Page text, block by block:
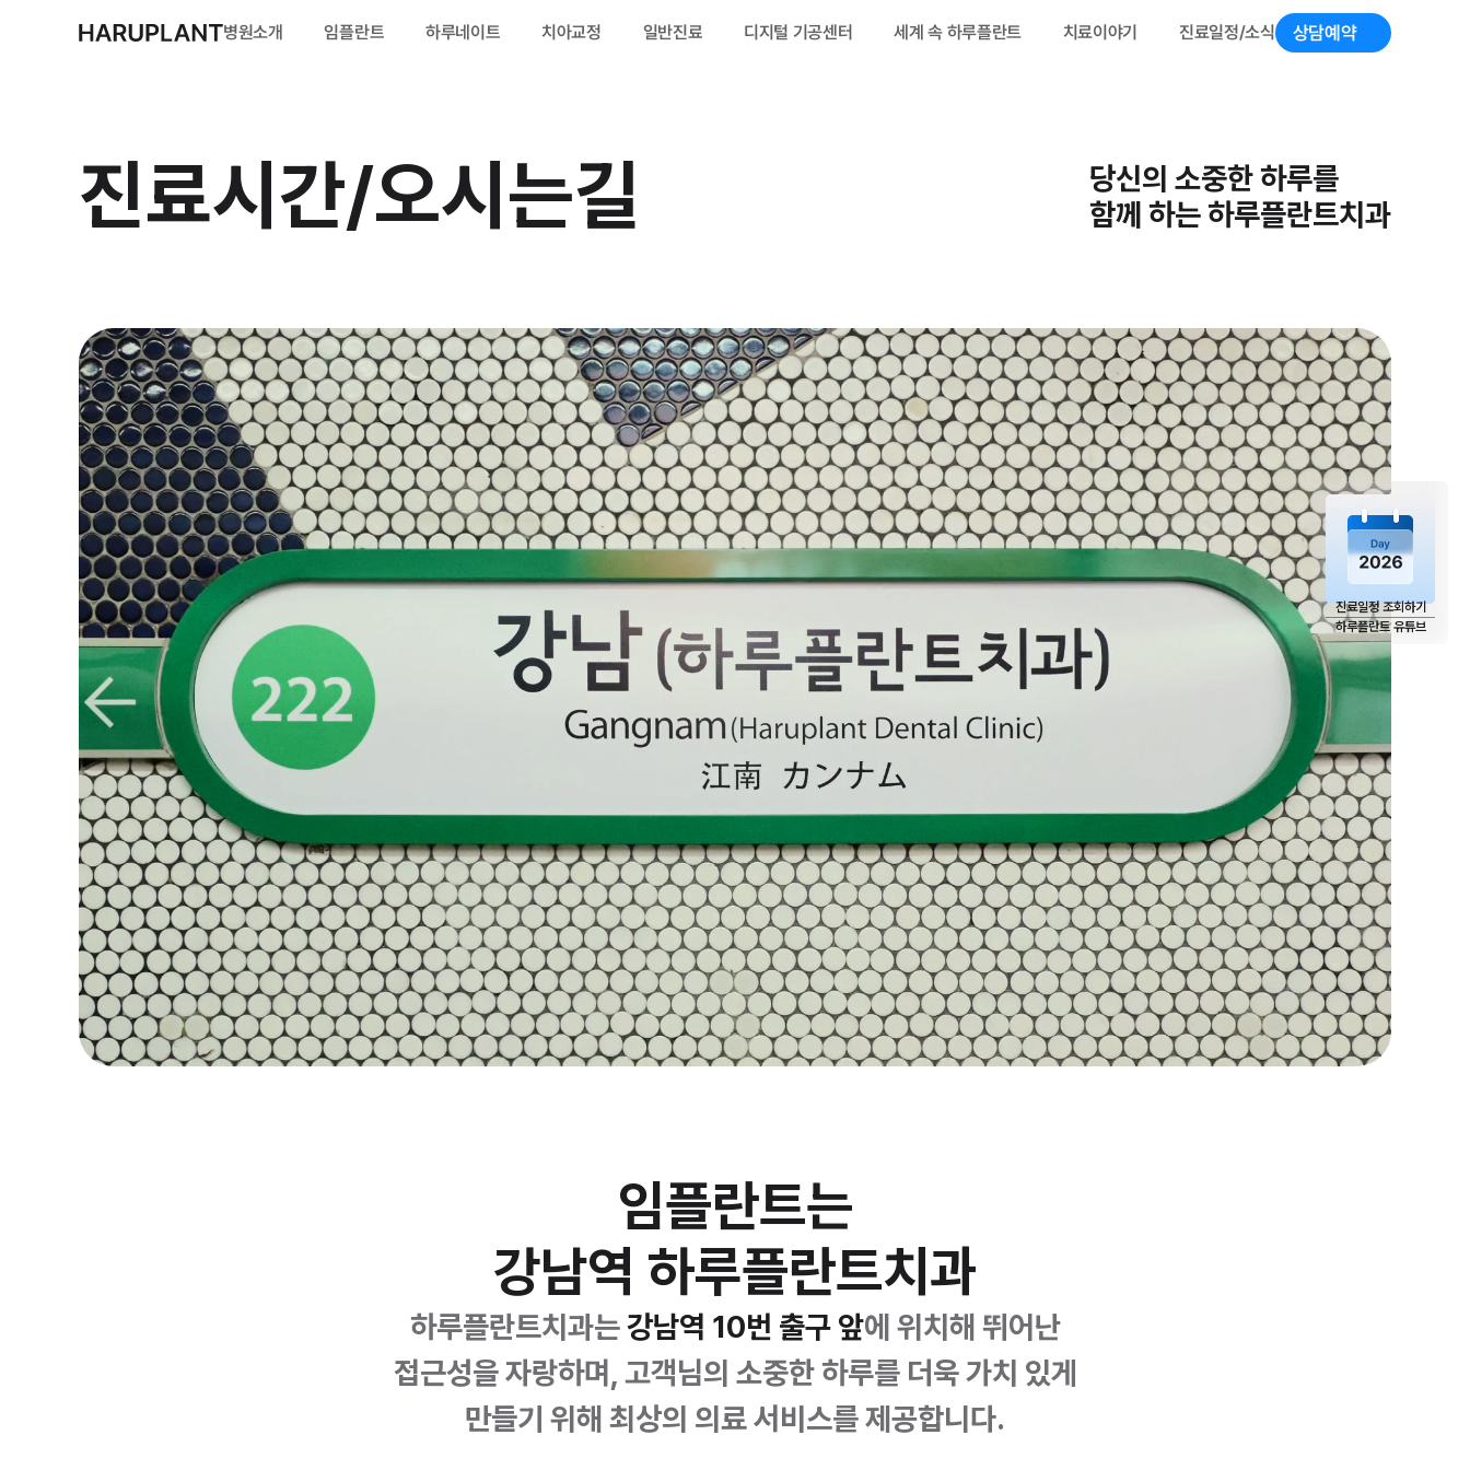
진료시간/오시는길
당신의 소중한 하루를
함께 하는 하루플란트치과
임플란트는
강남역 하루플란트치과
하루플란트치과는 강남역 10번 출구 앞에 위치해 뛰어난
접근성을 자랑하며, 고객님의 소중한 하루를 더욱 가치 있게
만들기 위해 최상의 의료 서비스를 제공합니다.
병원소개 임플란트 하루네이트 치아교정 일반진료 디지털 기공센터 세계 속 하루플란트 치료이야기 진료일정/소식 상담예약
층별안내
진료시간/오시는길
올온엑스 전체 임플란트
무절개 임플란트
뼈이식 임플란트
시니어 하루네이트
전후사진
진료일정 조회하기
하루플란트 유튜브